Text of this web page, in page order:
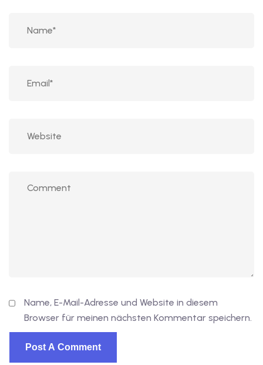
Name, E-Mail-Adresse und Website in diesem
Browser für meinen nächsten Kommentar speichern.